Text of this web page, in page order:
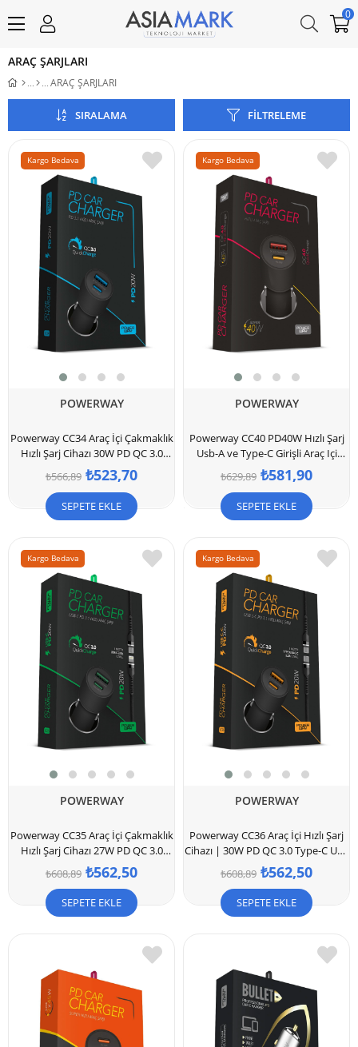
0
ARAÇ ŞARJLARI
ARAÇ ŞARJLARI
FILTRELEME
SIRALAMA
Kargo Bedava
POWERWAY
Powerway CC34 Araç İçi Çakmaklık
Hızlı Şarj Cihazı 30W PD QC 3.0
Type-C - Usb
₺523,70
₺566,89
SEPETE EKLE
Kargo Bedava
POWERWAY
Powerway CC40 PD40W Hızlı Şarj
Usb-A ve Type-C Girişli Araç Içi
Çakmaklık Şarj Adaptörü
₺581,90
₺629,89
SEPETE EKLE
Kargo Bedava
POWERWAY
Powerway CC35 Araç İçi Çakmaklık
Hızlı Şarj Cihazı 27W PD QC 3.0
Type-C USB Çıkışlı + Lightning
Kablo
₺562,50
₺608,89
SEPETE EKLE
Kargo Bedava
POWERWAY
Powerway CC36 Araç İçi Hızlı Şarj
Cihazı | 30W PD QC 3.0 Type-C USB
Çıkışlı + Type-C Şarj Kablosu
₺562,50
₺608,89
SEPETE EKLE